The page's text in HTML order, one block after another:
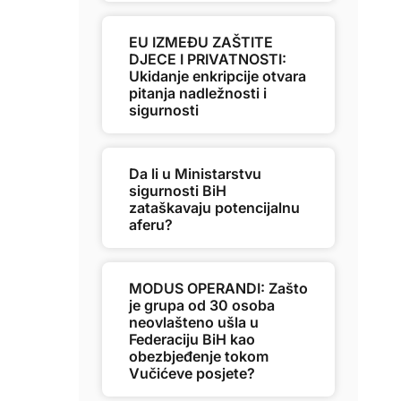
EU IZMEĐU ZAŠTITE
DJECE I PRIVATNOSTI:
Ukidanje enkripcije otvara
pitanja nadležnosti i
sigurnosti
Da li u Ministarstvu
sigurnosti BiH
zataškavaju potencijalnu
aferu?
MODUS OPERANDI: Zašto
je grupa od 30 osoba
neovlašteno ušla u
Federaciju BiH kao
obezbjeđenje tokom
Vučićeve posjete?